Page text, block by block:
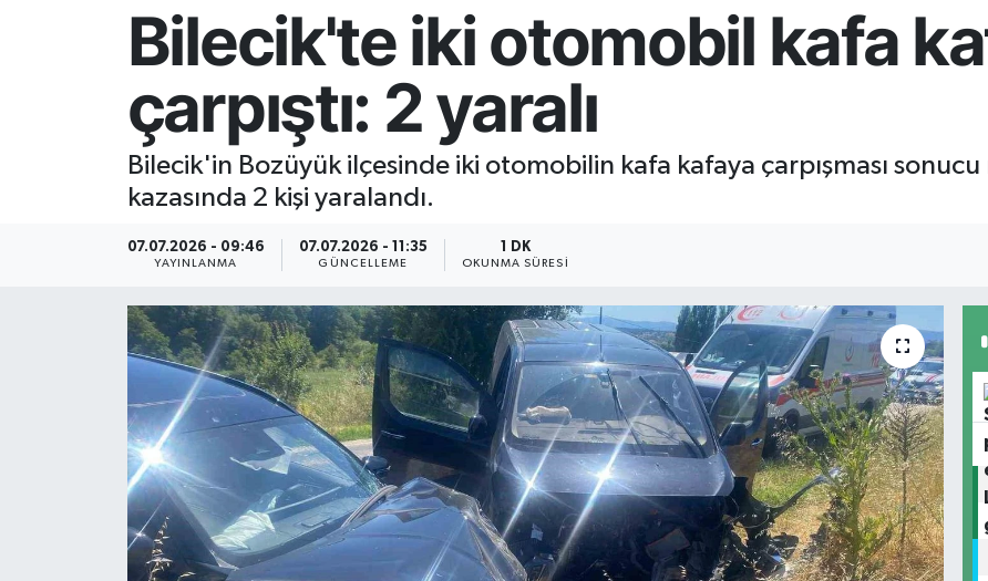
Bilecik'te iki otomobil kafa
çarpıştı: 2 yaralı
Bilecik'in Bozüyük ilçesinde iki otomobilin kafa kafaya çarpışması
kazasında 2 kişi yaralandı.
07.07.2026 - 09:46
YAYINLANMA
07.07.2026 - 11:35
GÜNCELLEME
1 DK
OKUNMA SÜRESI
Resmi İlan